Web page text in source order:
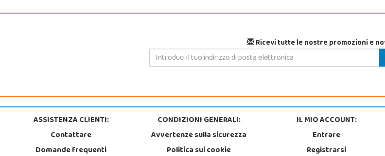
Ricevi tutte le nostre promozioni e
ASSISTENZA CLIENTI:
Contattare
Domande frequenti
CONDIZIONI GENERALI:
Avvertenze sulla sicurezza
Politica sui cookie
IL MIO ACCOUNT:
Entrare
Registrarsi